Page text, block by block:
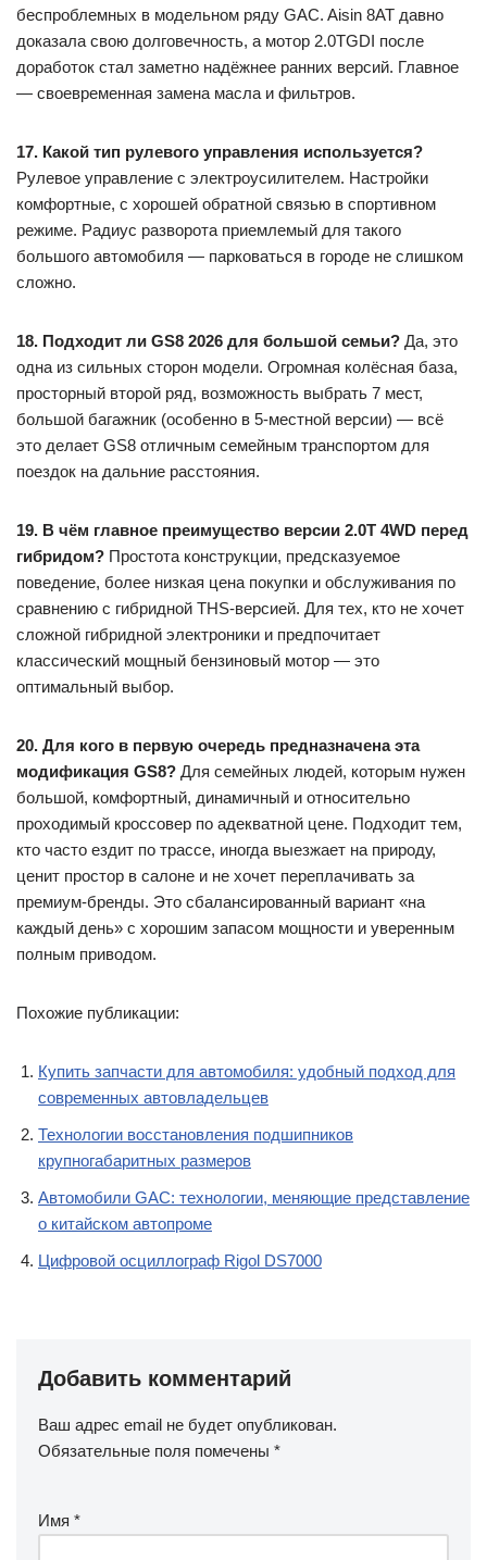
беспроблемных в модельном ряду GAC. Aisin 8AT давно
доказала свою долговечность, а мотор 2.0TGDI после
доработок стал заметно надёжнее ранних версий. Главное
— своевременная замена масла и фильтров.
17. Какой тип рулевого управления используется?
Рулевое управление с электроусилителем. Настройки
комфортные, с хорошей обратной связью в спортивном
режиме. Радиус разворота приемлемый для такого
большого автомобиля — парковаться в городе не слишком
сложно.
18. Подходит ли GS8 2026 для большой семьи? Да, это
одна из сильных сторон модели. Огромная колёсная база,
просторный второй ряд, возможность выбрать 7 мест,
большой багажник (особенно в 5-местной версии) — всё
это делает GS8 отличным семейным транспортом для
поездок на дальние расстояния.
19. В чём главное преимущество версии 2.0T 4WD перед
гибридом? Простота конструкции, предсказуемое
поведение, более низкая цена покупки и обслуживания по
сравнению с гибридной THS-версией. Для тех, кто не хочет
сложной гибридной электроники и предпочитает
классический мощный бензиновый мотор — это
оптимальный выбор.
20. Для кого в первую очередь предназначена эта
модификация GS8? Для семейных людей, которым нужен
большой, комфортный, динамичный и относительно
проходимый кроссовер по адекватной цене. Подходит тем,
кто часто ездит по трассе, иногда выезжает на природу,
ценит простор в салоне и не хочет переплачивать за
премиум-бренды. Это сбалансированный вариант «на
каждый день» с хорошим запасом мощности и уверенным
полным приводом.
Похожие публикации:
Купить запчасти для автомобиля: удобный подход для
современных автовладельцев
Технологии восстановления подшипников
крупногабаритных размеров
Автомобили GAC: технологии, меняющие представление
о китайском автопроме
Цифровой осциллограф Rigol DS7000
Добавить комментарий
Ваш адрес email не будет опубликован.
Обязательные поля помечены *
Имя *